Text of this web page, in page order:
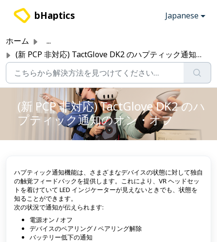
bHaptics Japanese
ホーム
...
(新 PCP 非対応) TactGlove DK2 のハプティック通知のオン・オフ
(新 PCP 非対応) TactGlove DK2 のハ
プティック通知のオン・オフ
ハプティック通知機能は、さまざまなデバイスの状態に対して独自
の触覚フィードバックを提供します。これにより、VR ヘッドセッ
トを着けていて LED インジケーターが見えないときでも、状態を
知ることができます。
次の状況で通知が伝えられます:
電源オン / オフ
デバイスのペアリング / ペアリング解除
バッテリー低下の通知